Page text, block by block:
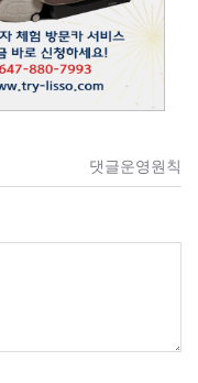
댓글운영원칙